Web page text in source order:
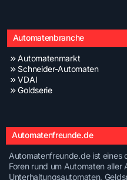
Automatenbranche
Automatenmarkt
Schneider-Automaten
VDAI
Goldserie
Automatenfreunde.de
Automatenfreunde.de ist
Foren rund um Automaten aller
Unterhaltungsautomaten,